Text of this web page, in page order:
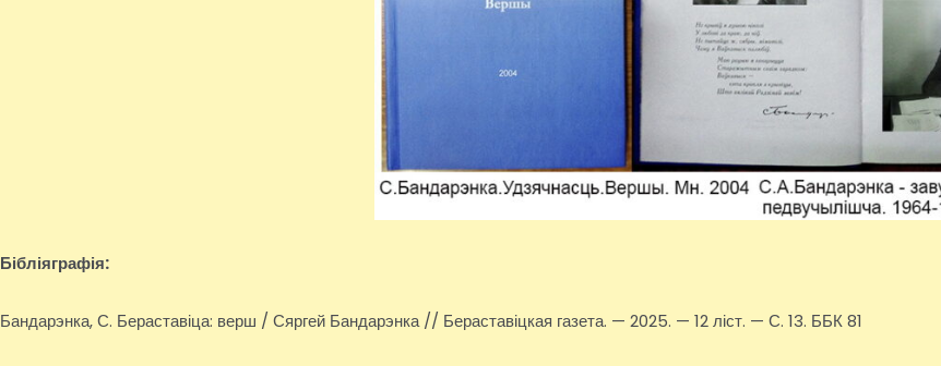
Бібліяграфія:
Бандарэнка, С. Бераставіца: верш / Сяргей Бандарэнка // Бераставіцкая газета. — 2025. — 12 ліст. — С. 13. ББК 81